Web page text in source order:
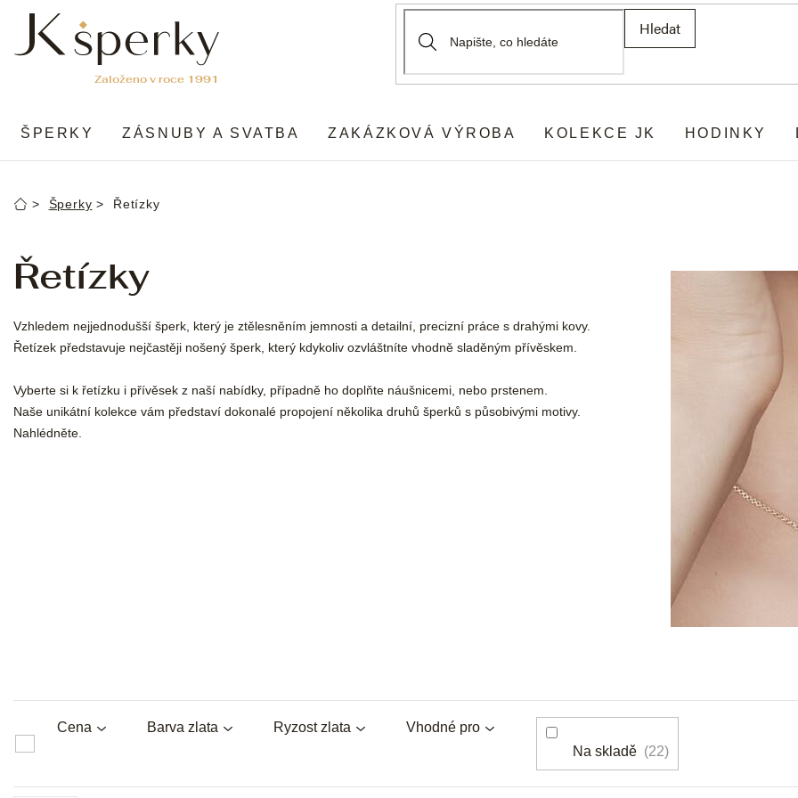
obsah
Hledat
ŠPERKY ZÁSNUBY A SVATBA ZAKÁZKOVÁ VÝROBA KOLEKCE JK HODINKY
DomůŠperky Řetízky
Řetízky
Vzhledem nejjednodušší šperk, který je ztělesněním jemnosti a detailní, precizní práce s drahými kovy.
Řetízek představuje nejčastěji nošený šperk, který kdykoliv ozvláštníte vhodně sladěným přívěskem.
Vyberte si k řetízku i přívěsek z naší nabídky, případně ho doplňte náušnicemi, nebo prstenem.
Naše unikátní kolekce vám představí dokonalé propojení několika druhů šperků s působivými motivy.
Nahlédněte.
Barva zlata Ryzost zlata Vhodné pro
Cena
Na skladě
22